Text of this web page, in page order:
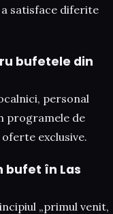
satisface diferite
bufetele din
personal
programele de
exclusive.
bufet în Las
„primul venit,